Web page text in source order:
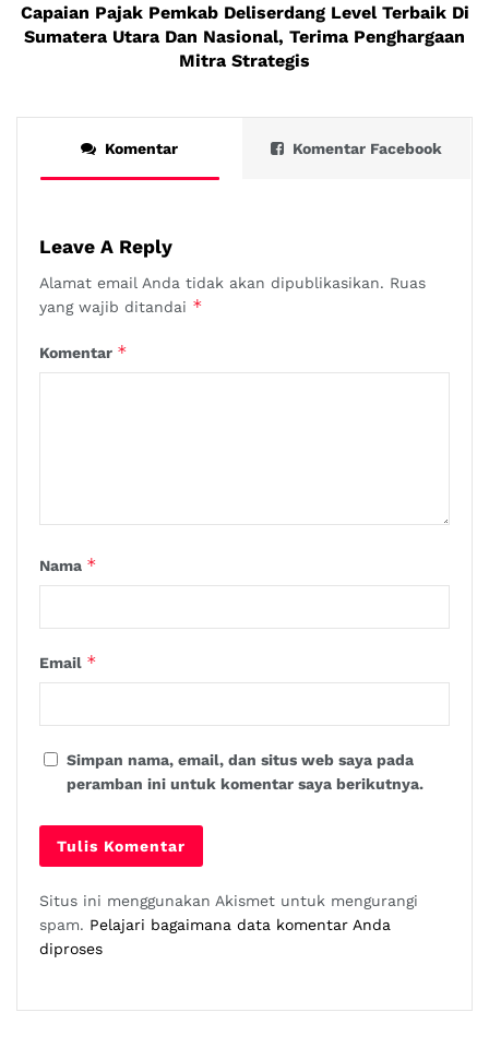
Capaian Pajak Pemkab Deliserdang Level Terbaik Di
Sumatera Utara Dan Nasional, Terima Penghargaan
Mitra Strategis
Komentar Komentar Facebook
Leave A Reply
Alamat email Anda tidak akan dipublikasikan. Ruas
yang wajib ditandai *
Komentar *
Nama *
Email *
Simpan nama, email, dan situs web saya pada
peramban ini untuk komentar saya berikutnya.
Situs ini menggunakan Akismet untuk mengurangi
spam. Pelajari bagaimana data komentar Anda
diproses